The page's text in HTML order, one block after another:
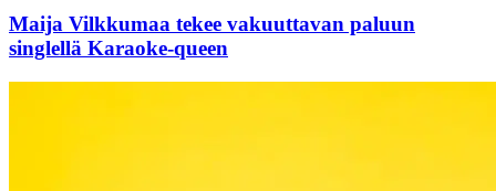
Maija Vilkkumaa tekee vakuuttavan paluun
singlellä Karaoke-queen